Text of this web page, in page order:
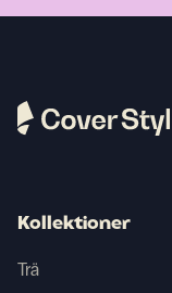
Kollektioner
Trä